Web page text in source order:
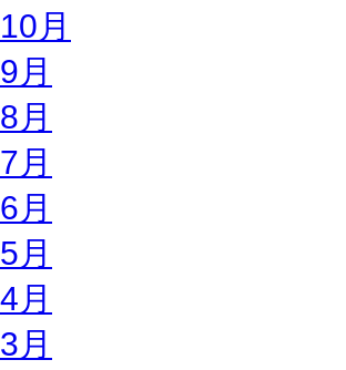
10月
9月
8月
7月
6月
5月
4月
3月